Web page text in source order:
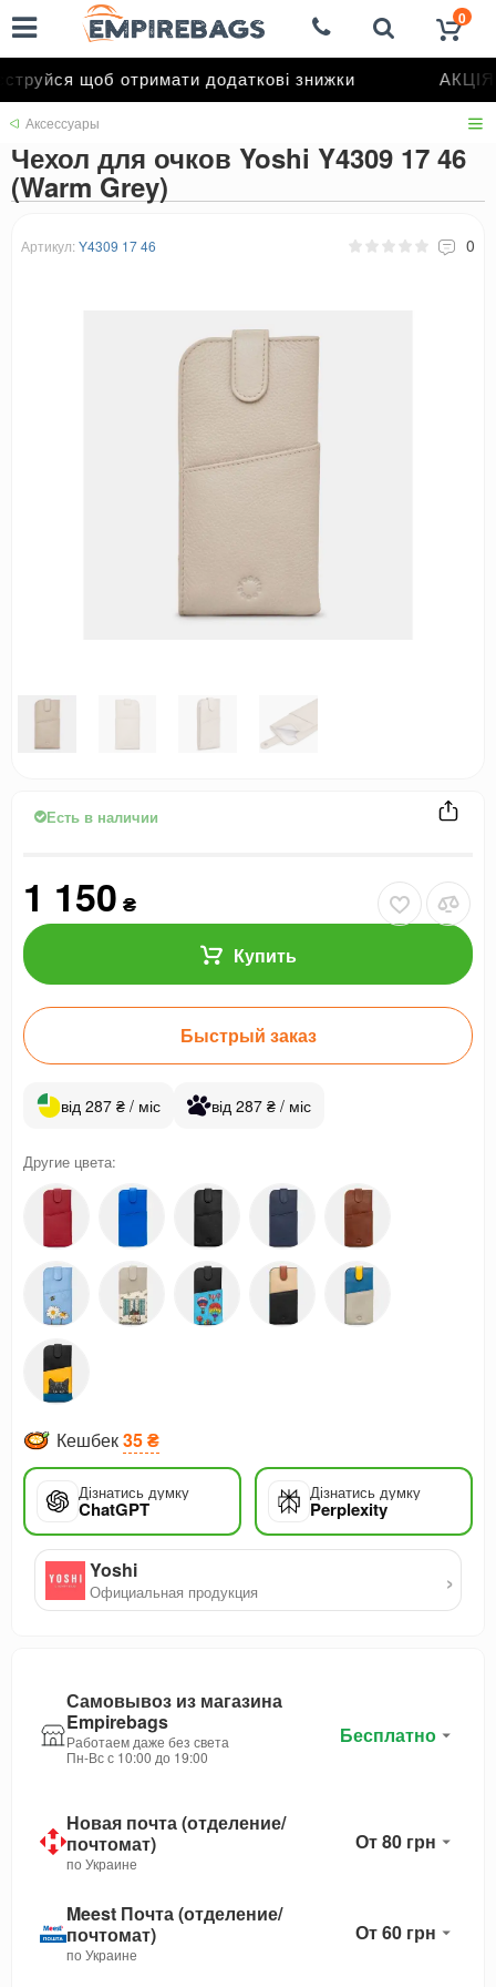
щоб отримати додаткові знижки АКЦІЯ
0
Аксессуары
Чехол для очков Yoshi Y4309 17 46
(Warm Grey)
Артикул: Y4309 17 46 0
Есть в наличии
1 150 ₴
Купить
Быстрый заказ
від 287 ₴ / міс від 287 ₴ / міс
Другие цвета:
Кешбек35 ₴
Дізнатись думку
ChatGPT
Дізнатись думку
Perplexity
Yoshi
Официальная продукция ›
Самовывоз из магазина
Empirebags
Работаем даже без света
Пн-Вс с 10:00 до 19:00
Бесплатно
Новая почта (отделение/
почтомат)
по Украине
От 80 грн
Meest Почта (отделение/
почтомат)
по Украине
От 60 грн